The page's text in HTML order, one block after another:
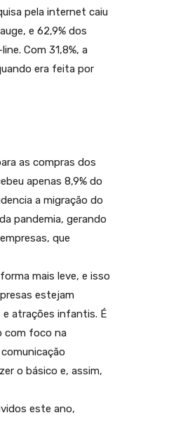
pela internet caiu
e 62,9% dos
Com 31,8%, a
era feita por
as compras dos
apenas 8,9% do
a migração do
pandemia, gerando
que
mais leve, e isso
estejam
atrações infantis. É
com foco na
o básico e, assim,
este ano,